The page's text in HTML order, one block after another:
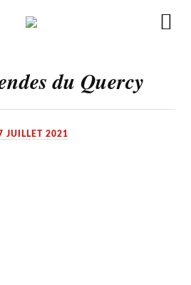
du Quercy
JUILLET 2021